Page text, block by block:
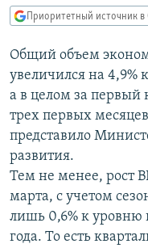
главной
навигации
Вернутся
поиску
IDEL.РЕАЛИИ
КАВКАЗ.РЕАЛИИ
СИБИРЬ.РЕАЛИИ
РАСПИСАНИЕ
ПОДПИШИТЕСЬ НА
СОЦИАЛЬНЫЕ СЕТИ
Приоритетный источник в
Общий объем
увеличился на 4,9%
а в целом за первый
трех первых
представило
развития.
Тем не менее, рост
марта, с учетом
лишь 0,6% к уровню
года. То есть